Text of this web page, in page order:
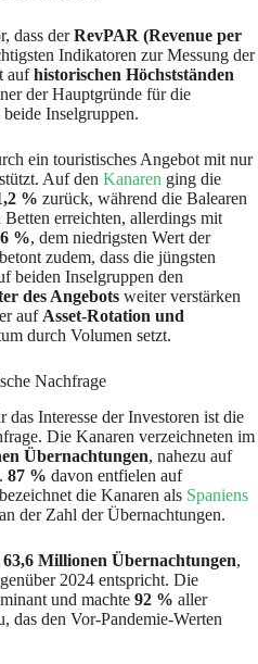
dass derRevPAR (Revenue per
Indikatoren zur Messung der
aufhistorischen Höchstständen
der Hauptgründe für die
Inselgruppen.
ein touristisches Angebot mit nur
Auf den Kanaren ging die
% zurück, während die Balearen
erreichten, allerdings mit
%, dem niedrigsten Wert der
zudem, dass die jüngsten
beiden Inselgruppen den
des Angebots weiter verstärken
auf Asset-Rotation und
durch Volumen setzt.
Nachfrage
Interesse der Investoren ist die
Die Kanaren verzeichneten im
Übernachtungen, nahezu auf
87 % davon entfielen auf
die Kanaren als Spaniens
der Zahl der Übernachtungen.
63,6 Millionen Übernachtungen,
2024 entspricht. Die
und machte 92 % aller
das den Vor-Pandemie-Werten